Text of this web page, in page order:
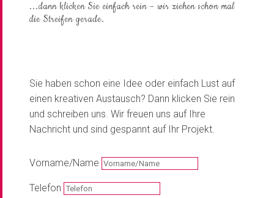
...dann klicken Sie einfach rein – wir ziehen schon mal
die Streifen gerade.
Sie haben schon eine Idee oder einfach Lust auf
einen kreativen Austausch? Dann klicken Sie rein
und schreiben uns. Wir freuen uns auf Ihre
Nachricht und sind gespannt auf Ihr Projekt.
Vorname/Name
Telefon